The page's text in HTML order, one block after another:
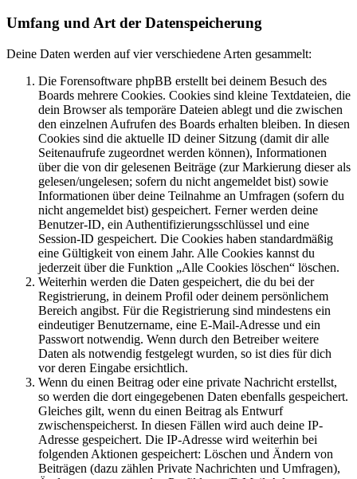
Umfang und Art der Datenspeicherung
Deine Daten werden auf vier verschiedene Arten gesammelt:
Die Forensoftware phpBB erstellt bei deinem Besuch des
Boards mehrere Cookies. Cookies sind kleine Textdateien, die
dein Browser als temporäre Dateien ablegt und die zwischen
den einzelnen Aufrufen des Boards erhalten bleiben. In diesen
Cookies sind die aktuelle ID deiner Sitzung (damit dir alle
Seitenaufrufe zugeordnet werden können), Informationen
über die von dir gelesenen Beiträge (zur Markierung dieser als
gelesen/ungelesen; sofern du nicht angemeldet bist) sowie
Informationen über deine Teilnahme an Umfragen (sofern du
nicht angemeldet bist) gespeichert. Ferner werden deine
Benutzer-ID, ein Authentifizierungsschlüssel und eine
Session-ID gespeichert. Die Cookies haben standardmäßig
eine Gültigkeit von einem Jahr. Alle Cookies kannst du
jederzeit über die Funktion „Alle Cookies löschen“ löschen.
Weiterhin werden die Daten gespeichert, die du bei der
Registrierung, in deinem Profil oder deinem persönlichem
Bereich angibst. Für die Registrierung sind mindestens ein
eindeutiger Benutzername, eine E-Mail-Adresse und ein
Passwort notwendig. Wenn durch den Betreiber weitere
Daten als notwendig festgelegt wurden, so ist dies für dich
vor deren Eingabe ersichtlich.
Wenn du einen Beitrag oder eine private Nachricht erstellst,
so werden die dort eingegebenen Daten ebenfalls gespeichert.
Gleiches gilt, wenn du einen Beitrag als Entwurf
zwischenspeicherst. In diesen Fällen wird auch deine IP-
Adresse gespeichert. Die IP-Adresse wird weiterhin bei
folgenden Aktionen gespeichert: Löschen und Ändern von
Beiträgen (dazu zählen Private Nachrichten und Umfragen),